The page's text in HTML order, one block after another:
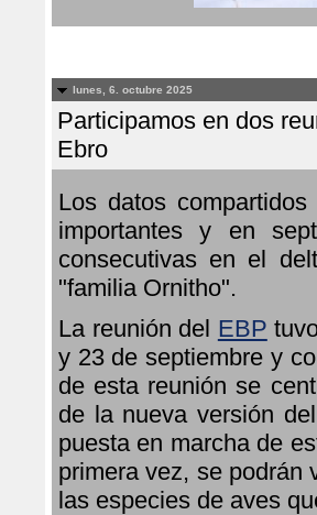
lunes, 6. octubre 2025
Participamos en dos
Ebro
Los datos
importantes y en
consecutivas en el
"familia Ornitho".
La reunión del EBP
y 23 de septiembre y
de esta reunión se
de la nueva versión
puesta en marcha de
primera vez, se podrán
las especies de aves